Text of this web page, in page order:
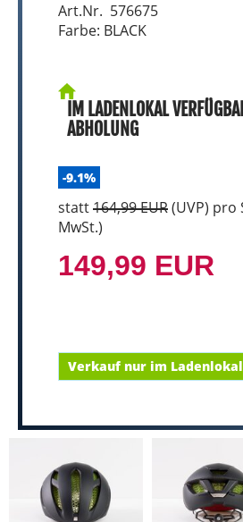
Art.Nr. 576675
Farbe: BLACK
IM LADENLOKAL
ABHOLUNG
-9.1%
statt164,99 EUR(UVP) pro
MwSt.)
149,99 EUR
Verkauf nur im Ladenlokal